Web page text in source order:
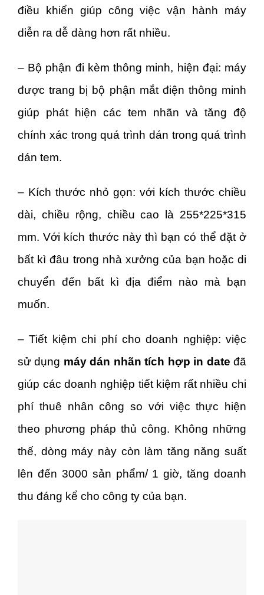
điều khiển giúp công việc vận hành máy
diễn ra dễ dàng hơn rất nhiều.
– Bộ phận đi kèm thông minh, hiện đại: máy
được trang bị bộ phận mắt điện thông minh
giúp phát hiện các tem nhãn và tăng độ
chính xác trong quá trình dán trong quá trình
dán tem.
– Kích thước nhỏ gọn: với kích thước chiều
dài, chiều rộng, chiều cao là 255*225*315
mm. Với kích thước này thì bạn có thể đặt ở
bất kì đâu trong nhà xưởng của bạn hoặc di
chuyển đến bất kì địa điểm nào mà bạn
muốn.
– Tiết kiệm chi phí cho doanh nghiệp: việc
sử dụng máy dán nhãn tích hợp in date đã
giúp các doanh nghiệp tiết kiệm rất nhiều chi
phí thuê nhân công so với việc thực hiện
theo phương pháp thủ công. Không những
thế, dòng máy này còn làm tăng năng suất
lên đến 3000 sản phẩm/ 1 giờ, tăng doanh
thu đáng kể cho công ty của bạn.